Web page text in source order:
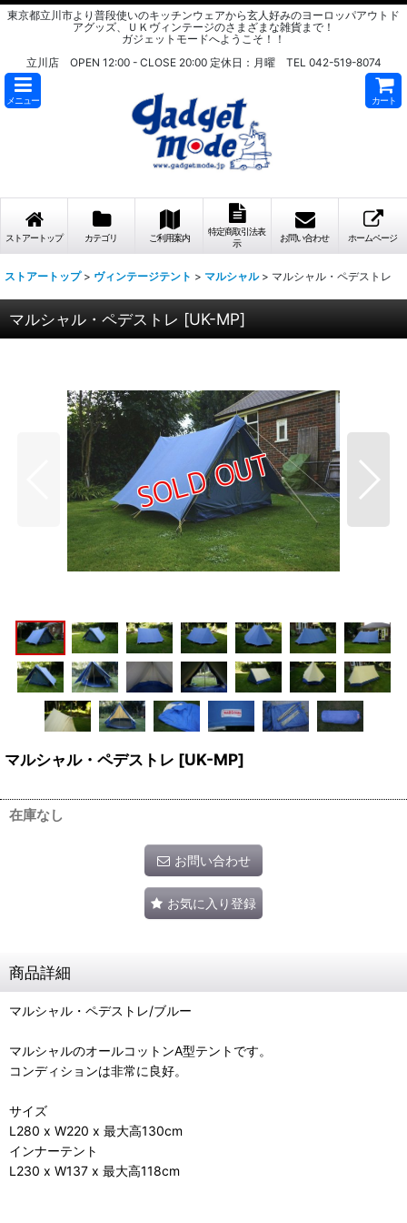
東京都立川市より普段使いのキッチンウェアから玄人好みのヨーロッパアウトド
アグッズ、ＵＫヴィンテージのさまざまな雑貨まで！
ガジェットモードへようこそ！！
立川店 OPEN 12:00 - CLOSE 20:00 定休日：月曜 TEL 042-519-8074
メニュー カート
ストアートップ カテゴリ ご利用案内
特定商取引法表
示
お問い合わせ ホームページ
ストアートップ > ヴィンテージテント > マルシャル > マルシャル・ペデストレ
マルシャル・ペデストレ [UK-MP]
マルシャル・ペデストレ [UK-MP]
在庫なし
お問い合わせ
お気に入り登録
商品詳細
マルシャル・ペデストレ/ブルー
マルシャルのオールコットンA型テントです。
コンディションは非常に良好。
サイズ
L280 x W220 x 最大高130cm
インナーテント
L230 x W137 x 最大高118cm